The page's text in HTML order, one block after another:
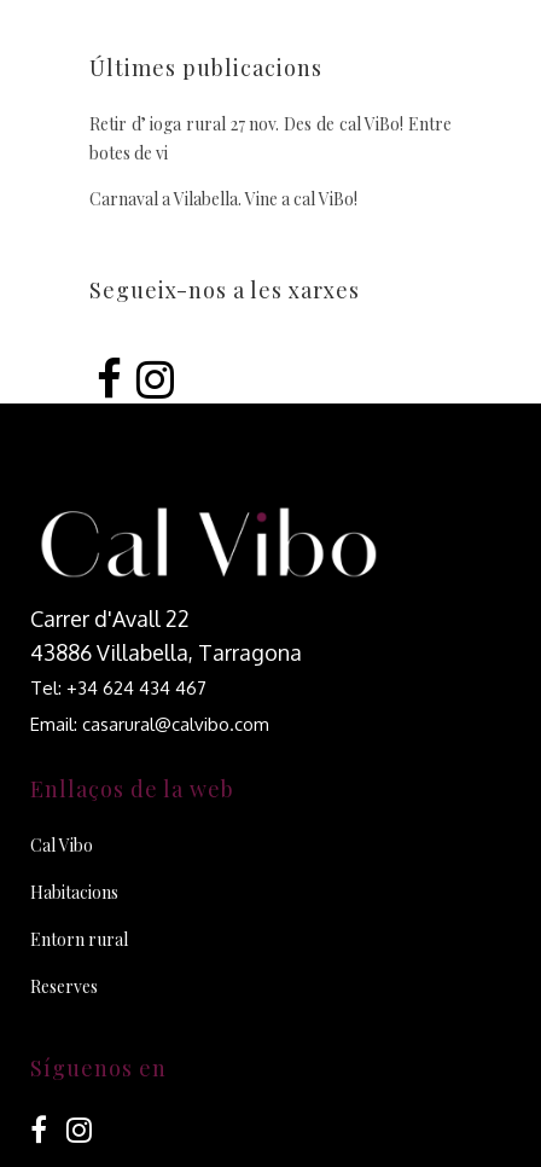
Últimes publicacions
Retir d’ ioga rural 27 nov. Des de cal ViBo! Entre
botes de vi
Carnaval a Vilabella. Vine a cal ViBo!
Segueix-nos a les xarxes
Carrer d'Avall 22
43886 Villabella, Tarragona
Tel: +34 624 434 467
Email: casarural@calvibo.com
Enllaços de la web
Cal Vibo
Habitacions
Entorn rural
Reserves
Síguenos en